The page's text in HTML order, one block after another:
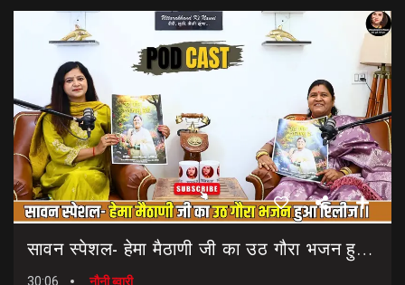
सावन स्पेशल- हेमा मैठाणी जी का उठ गौरा भजन हुआ रिलीज।। Sawan Special Bhajan || Uth Gaura Bhajan
30:06 नौनी ब्वारी